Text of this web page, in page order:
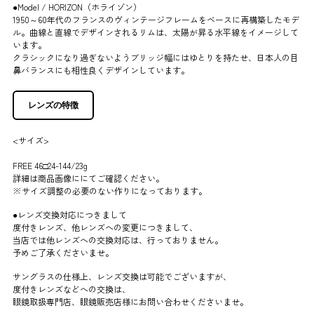
●Model / HORIZON（ホライゾン）
1950～60年代のフランスのヴィンテージフレームをベースに再構築したモデ
ル。曲線と直線でデザインされるリムは、太陽が昇る水平線をイメージして
います。
クラシックになり過ぎないようブリッジ幅にはゆとりを持たせ、日本人の目
鼻バランスにも相性良くデザインしています。
レンズの特徴
<サイズ>
FREE 46□24-144/23g
詳細は商品画像ににてご確認ください。
※サイズ調整の必要のない作りになっております。
●レンズ交換対応につきまして
度付きレンズ、他レンズへの変更につきまして、
当店では他レンズへの交換対応は、行っておりません。
予めご了承くださいませ。
サングラスの仕様上、レンズ交換は可能でございますが、
度付きレンズなどへの交換は、
眼鏡取扱専門店、眼鏡販売店様にお問い合わせくださいませ。